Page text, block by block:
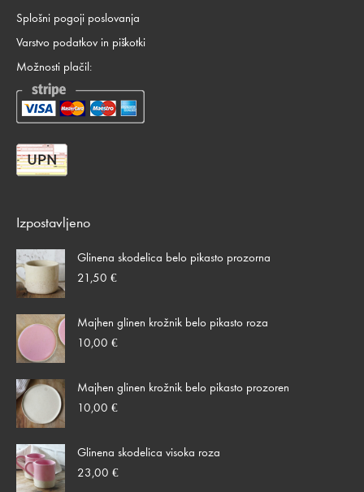
Splošni pogoji poslovanja
Varstvo podatkov in piškotki
Možnosti plačil:
Izpostavljeno
Glinena skodelica belo pikasto prozorna
21,50 €
Majhen glinen krožnik belo pikasto roza
10,00 €
Majhen glinen krožnik belo pikasto prozoren
10,00 €
Glinena skodelica visoka roza
23,00 €